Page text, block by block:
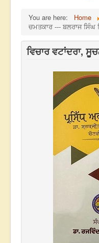
You are here: Home
ਚਮਤਕਾਰ --- ਬਲਰਾਜ ਸਿੰਘ
ਵਿਚਾਰ ਵਟਾਂਦਰਾ,